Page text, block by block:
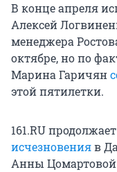
В конце апреля
Алексей
менеджера
октябре, но по
Марина Гаричян
этой пятилетки.
161.RU
исчезновенияв
Анны